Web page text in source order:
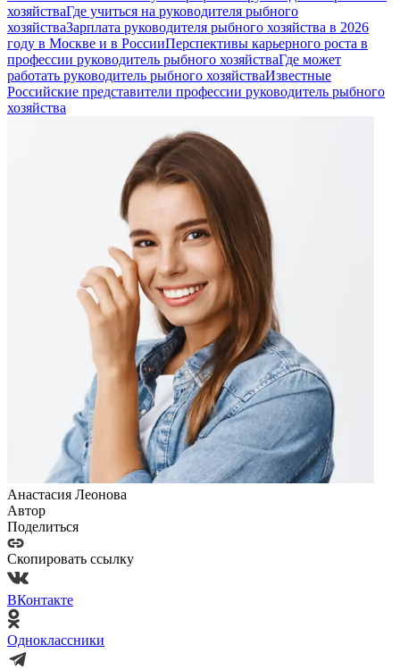
хозяйстваГде учиться на руководителя рыбного
хозяйстваЗарплата руководителя рыбного хозяйства в 2026
году в Москве и в РоссииПерспективы карьерного роста в
профессии руководитель рыбного хозяйстваГде может
работать руководитель рыбного хозяйстваИзвестные
Российские представители профессии руководитель рыбного
хозяйства
Анастасия Леонова
Автор
Поделиться
Скопировать ссылку
ВКонтакте
Одноклассники